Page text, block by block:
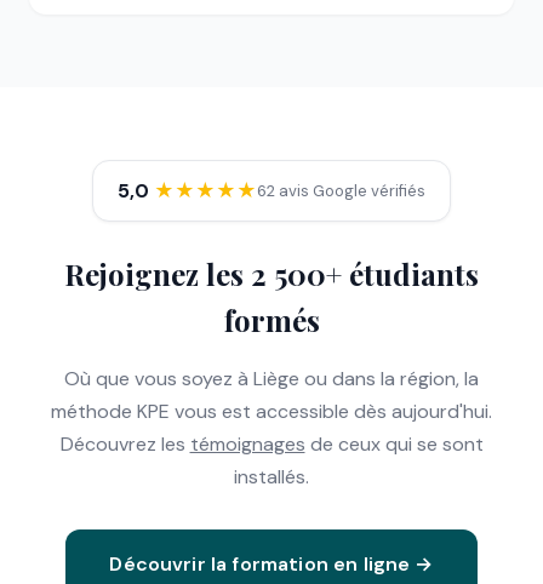
5,0 ★★★★★62 avis Google vérifiés
Rejoignez les 2 500+ étudiants
formés
Où que vous soyez à Liège ou dans la région, la
méthode KPE vous est accessible dès aujourd'hui.
Découvrez les témoignages de ceux qui se sont
installés.
Découvrir la formation en ligne →